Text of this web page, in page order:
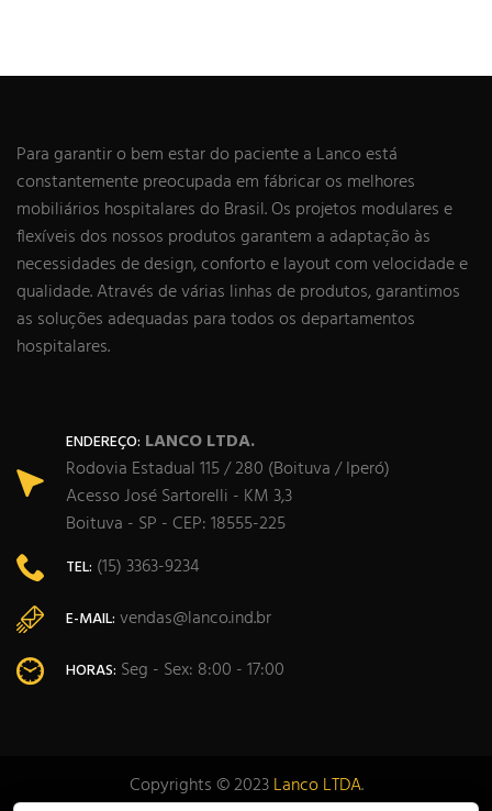
Para garantir o bem estar do paciente a Lanco está
constantemente preocupada em fábricar os melhores
mobiliários hospitalares do Brasil. Os projetos modulares e
flexíveis dos nossos produtos garantem a adaptação às
necessidades de design, conforto e layout com velocidade e
qualidade. Através de várias linhas de produtos, garantimos
as soluções adequadas para todos os departamentos
hospitalares.
ENDEREÇO: LANCO LTDA.
Rodovia Estadual 115 / 280 (Boituva / Iperó)
Acesso José Sartorelli - KM 3,3
Boituva - SP - CEP: 18555-225
TEL: (15) 3363-9234
E-MAIL: vendas@lanco.ind.br
HORAS: Seg - Sex: 8:00 - 17:00
Copyrights © 2023Lanco LTDA.